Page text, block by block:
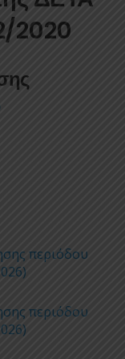
2020
περιόδου
περιόδου